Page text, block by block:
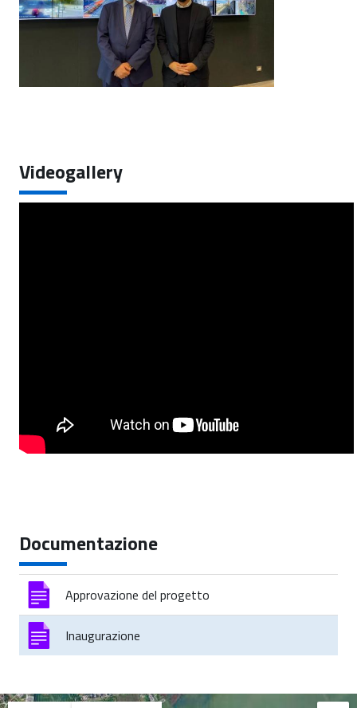
Videogallery
Documentazione
Approvazione del progetto
Inaugurazione